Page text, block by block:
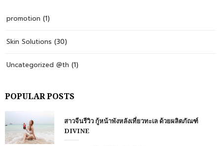
promotion (1)
Skin Solutions (30)
Uncategorized @th (1)
POPULAR POSTS
สาวจีนรีวิว กู้หน้าพังหลังเที่ยวทะเล ด้วยผลิตภัณฑ์
DIVINE